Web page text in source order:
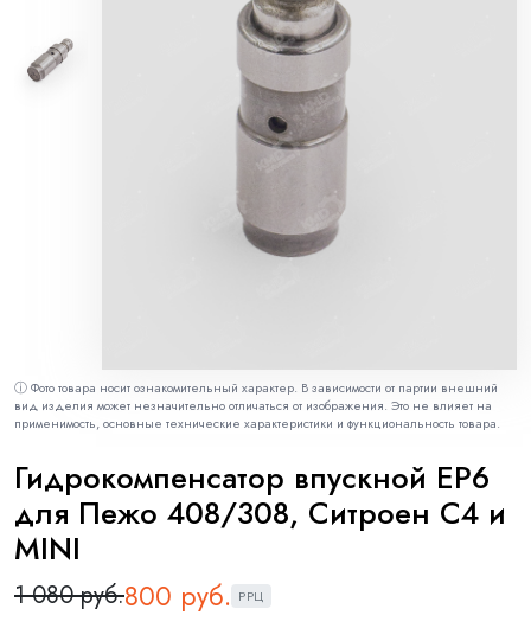
ⓘ Фото товара носит ознакомительный характер. В зависимости от партии внешний
вид изделия может незначительно отличаться от изображения. Это не влияет на
применимость, основные технические характеристики и функциональность товара.
Гидрокомпенсатор впускной ЕР6
для Пежо 408/308, Ситроен С4 и
MINI
1 080 руб.800 руб. РРЦ